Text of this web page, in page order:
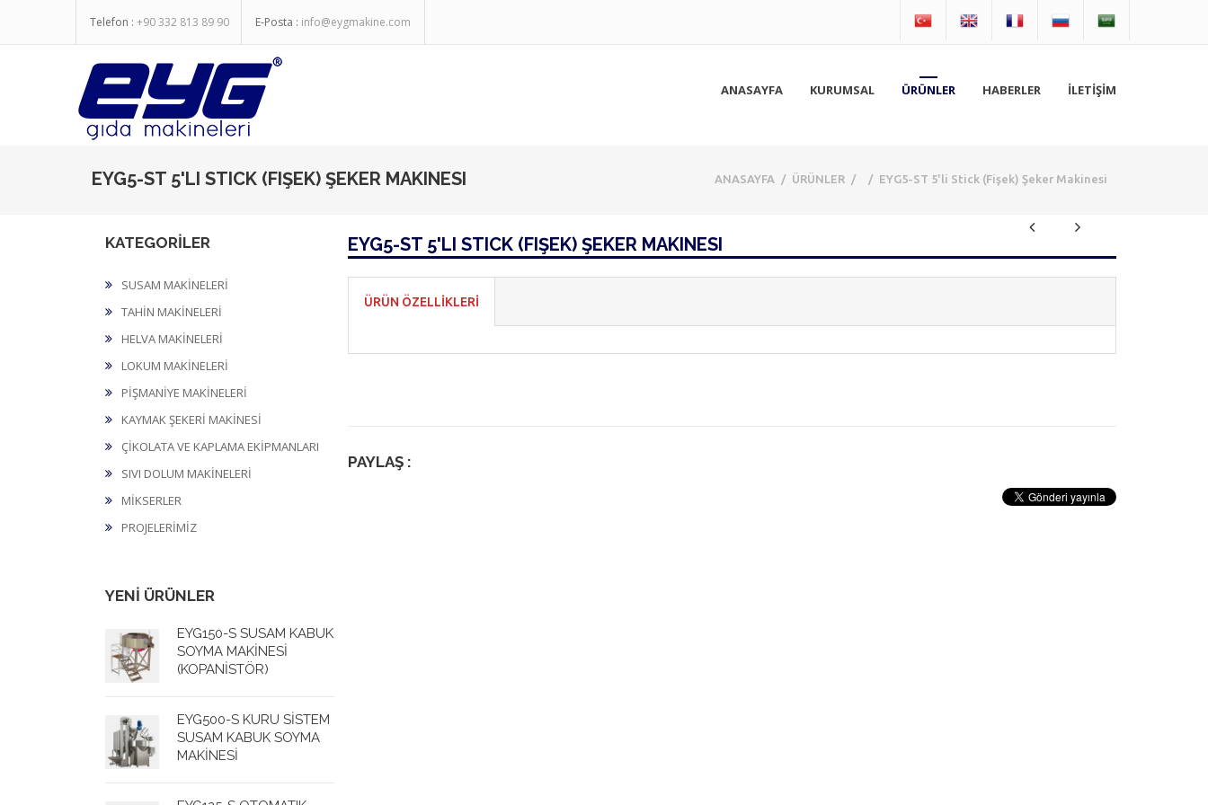
Telefon : +90 332 813 89 90 E-Posta : info@eygmakine.com
ANASAYFA KURUMSAL ÜRÜNLER HABERLER İLETİŞİM
EYG5-ST 5'LI STICK (FIŞEK) ŞEKER MAKINESI ANASAYFA / ÜRÜNLER / / EYG5-ST 5'li Stick (Fişek) Şeker Makinesi
KATEGORİLER
SUSAM MAKİNELERİ
TAHİN MAKİNELERİ
HELVA MAKİNELERİ
LOKUM MAKİNELERİ
PİŞMANİYE MAKİNELERİ
KAYMAK ŞEKERİ MAKİNESİ
ÇİKOLATA VE KAPLAMA EKİPMANLARI
SIVI DOLUM MAKİNELERİ
MİKSERLER
PROJELERİMİZ
YENİ ÜRÜNLER
EYG150-S SUSAM KABUK
SOYMA MAKİNESİ
(KOPANİSTÖR)
EYG500-S KURU SİSTEM
SUSAM KABUK SOYMA
MAKİNESİ
EYG5-ST 5'LI STICK (FIŞEK) ŞEKER MAKINESI
ÜRÜN ÖZELLİKLERİ
PAYLAŞ :